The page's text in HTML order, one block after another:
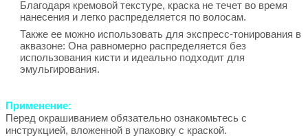
Благодаря кремовой текстуре, краска не течет во время
нанесения и легко распределяется по волосам.
Также ее можно использовать для экспресс-тонирования в
аквазоне: Она равномерно распределяется без
использования кисти и идеально подходит для
эмульгирования.
Применение:
Перед окрашиванием обязательно ознакомьтесь с
инструкцией, вложенной в упаковку с краской.